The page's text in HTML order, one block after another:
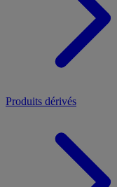
Produits dérivés